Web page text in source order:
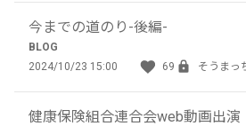
今までの道のり-後編-
BLOG
2024/10/23 15:00
69 そうまっ
健康保険組合連合会web動画出演